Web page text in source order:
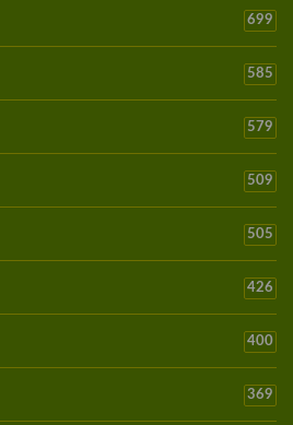
699
585
579
509
505
426
400
369